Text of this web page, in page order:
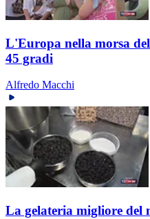
L'Europa nella morsa
45 gradi
Alfredo Macchi
La gelateria migliore del